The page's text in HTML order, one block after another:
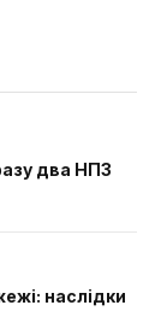
два НПЗ
наслідки